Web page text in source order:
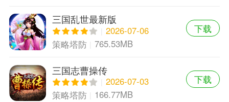
三国乱世最新版
2026-07-06
策略塔防
765.53MB
下载
三国志曹操传
2026-07-03
策略塔防
166.77MB
下载